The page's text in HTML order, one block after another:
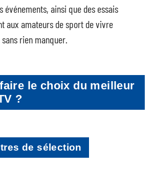
événements, ainsi que des essais
aux amateurs de sport de vivre
rien manquer.
le choix du meilleur
?
de sélection